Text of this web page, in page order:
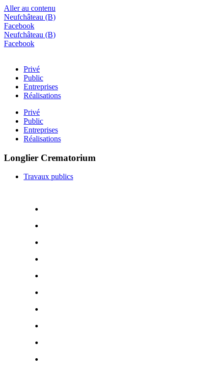
Aller au contenu
Neufchâteau (B)
Facebook
Neufchâteau (B)
Facebook
Privé
Public
Entreprises
Réalisations
Privé
Public
Entreprises
Réalisations
Longlier Crematorium
Travaux publics